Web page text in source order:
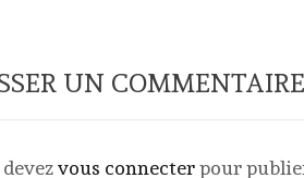
UN COMMENTAIRE
vous connecterpour